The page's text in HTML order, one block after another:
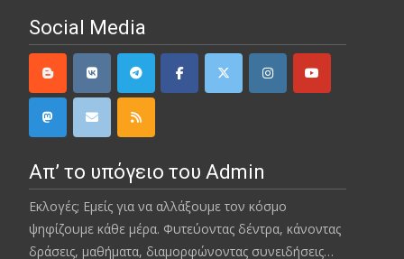
Social Media
Απ’ το υπόγειο του Admin
Εκλογές; Εμείς για να αλλάξουμε τον κόσμο
ψηφίζουμε κάθε μέρα. Φυτεύοντας δέντρα, κάνοντας
δράσεις, μαθήματα, διαμορφώνοντας συνειδήσεις…